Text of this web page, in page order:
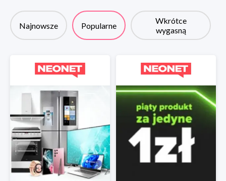
Najnowsze Popularne
Wkrótce
wygasną